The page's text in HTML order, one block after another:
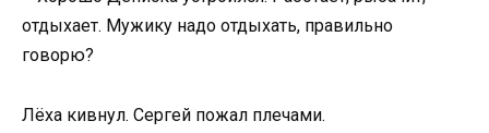
отдыхает. Мужику надо отдыхать, правильно
говорю?
Лёха кивнул. Сергей пожал плечами.